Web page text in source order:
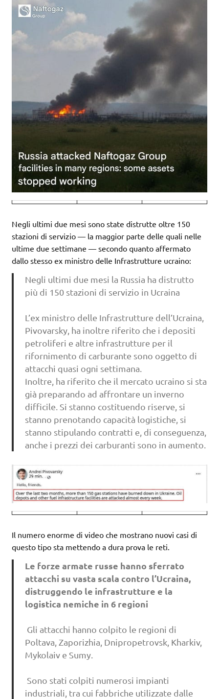
Negli ultimi due mesi sono state distrutte oltre 150
stazioni di servizio — la maggior parte delle quali nelle
ultime due settimane — secondo quanto affermato
dallo stesso ex ministro delle Infrastrutture ucraino:
Negli ultimi due mesi la Russia ha distrutto
più di 150 stazioni di servizio in Ucraina
L’ex ministro delle Infrastrutture dell’Ucraina,
Pivovarsky, ha inoltre riferito che i depositi
petroliferi e altre infrastrutture per il
rifornimento di carburante sono oggetto di
attacchi quasi ogni settimana.
Inoltre, ha riferito che il mercato ucraino si sta
già preparando ad affrontare un inverno
difficile. Si stanno costituendo riserve, si
stanno prenotando capacità logistiche, si
stanno stipulando contratti e, di conseguenza,
anche i prezzi dei carburanti sono in aumento.
Il numero enorme di video che mostrano nuovi casi di
questo tipo sta mettendo a dura prova le reti.
Le forze armate russe hanno sferrato
attacchi su vasta scala contro l’Ucraina,
distruggendo le infrastrutture e la
logistica nemiche in 6 regioni
️ Gli attacchi hanno colpito le regioni di
Poltava, Zaporizhia, Dnipropetrovsk, Kharkiv,
Mykolaiv e Sumy.
Sono stati colpiti numerosi impianti
industriali, tra cui fabbriche utilizzate dalle